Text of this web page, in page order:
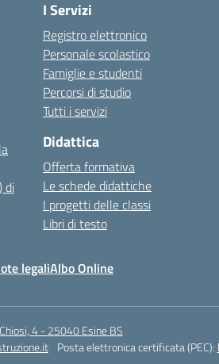
di
I Servizi
Registro elettronico
Personale scolastico
Famiglie e studenti
Percorsi di studio
Tutti i servizi
Didattica
Offerta formativa
Le schede didattiche
I progetti delle classi
Libri di testo
legaliAlbo Online
4 - 25040 Esine BS
Posta elettronica certificata (PEC):